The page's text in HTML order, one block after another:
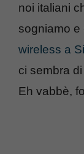
noi italiani
sogniamo e
wireless a
ci sembra
Eh vabbè,